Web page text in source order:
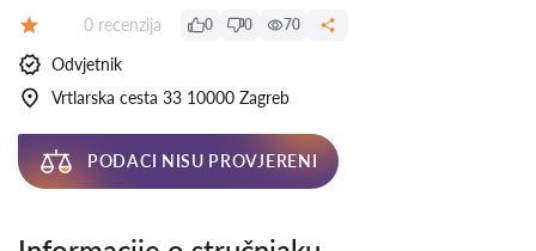
Recenzija:
0 recenzija 0 0 70
Odvjetnik
Vrtlarska cesta 33 10000 Zagreb
PODACI NISU PROVJERENI